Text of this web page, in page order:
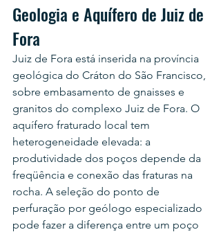
Geologia e Aquífero de Juiz de
Fora
Juiz de Fora está inserida na província
geológica do Cráton do São Francisco,
sobre embasamento de gnaisses e
granitos do complexo Juiz de Fora. O
aquífero fraturado local tem
heterogeneidade elevada: a
produtividade dos poços depende da
freqüência e conexão das fraturas na
rocha. A seleção do ponto de
perfuração por geólogo especializado
pode fazer a diferença entre um poço